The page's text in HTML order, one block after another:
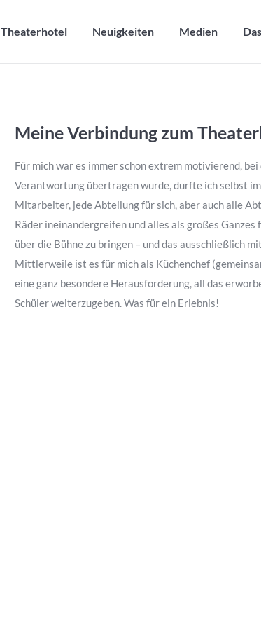
Theaterhotel Neuigkeiten Medien
Meine Verbindung zum
Für mich war es immer schon extrem motivierend,
Verantwortung übertragen wurde, durfte ich selbst
Mitarbeiter, jede Abteilung für sich, aber auch alle
Räder ineinandergreifen und alles als großes
über die Bühne zu bringen – und das ausschließlich
Mittlerweile ist es für mich als Küchenchef
eine ganz besondere Herausforderung, all das
Schüler weiterzugeben. Was für ein Erlebnis!
Theaterhotel Neuigkeiten Medien